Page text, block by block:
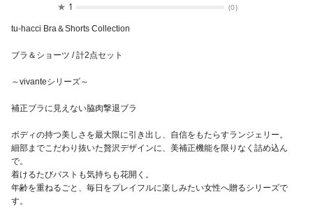
★ 1 (0)
tu-hacci Bra＆Shorts Collection
ブラ＆ショーツ / 計2点セット
～vivanteシリーズ～
補正ブラに見えない脇肉撃退ブラ
ボディの持つ美しさを最大限に引き出し、自信をもたらすランジェリー。
細部までこだわり抜いた贅沢デザインに、美補正機能を限りなく詰め込ん
で。
着けるたびバストも気持ちも花開く。
年齢を重ねるごと、毎日をプレイフルに楽しみたい女性へ贈るシリーズで
す。